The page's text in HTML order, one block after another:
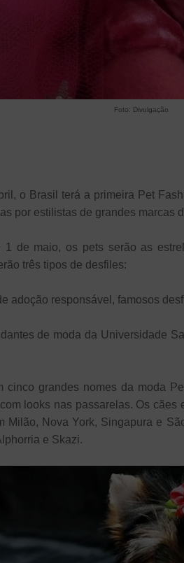
Foto: Divulgação
o Brasil terá a primeira Pet
por estilistas de grandes marcas
de maio, os pets serão as
três tipos de desfiles:
adoção responsável, famosos
de moda da Universidade
cinco grandes nomes da moda
looks nas passarelas. Os
Milão, Nova York, Singapura e
e Skazi.